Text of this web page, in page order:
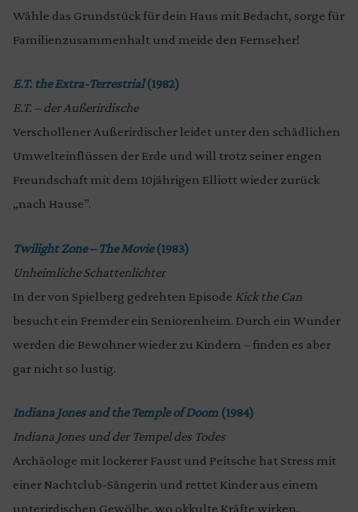
Wähle das Grundstück für dein Haus mit Bedacht, sorge für
Familienzusammenhalt und meide den Fernseher!
E.T. the Extra-Terrestrial(1982)
E.T. – der Außerirdische
Verschollener Außerirdischer leidet unter den schädlichen
Umwelteinflüssen der Erde und will trotz seiner engen
Freundschaft mit dem 10jährigen Elliott wieder zurück
„nach Hause”.
Twilight Zone – The Movie(1983)
Unheimliche Schattenlichter
In der von Spielberg gedrehten Episode Kick the Can
besucht ein Fremder ein Seniorenheim. Durch ein Wunder
werden die Bewohner wieder zu Kindern – finden es aber
gar nicht so lustig.
Indiana Jones and the Temple of Doom (1984)
Indiana Jones und der Tempel des Todes
Archäologe mit lockerer Faust und Peitsche hat Stress mit
einer Nachtclub-Sängerin und rettet Kinder aus einem
unterirdischen Gewölbe, wo okkulte Kräfte wirken.